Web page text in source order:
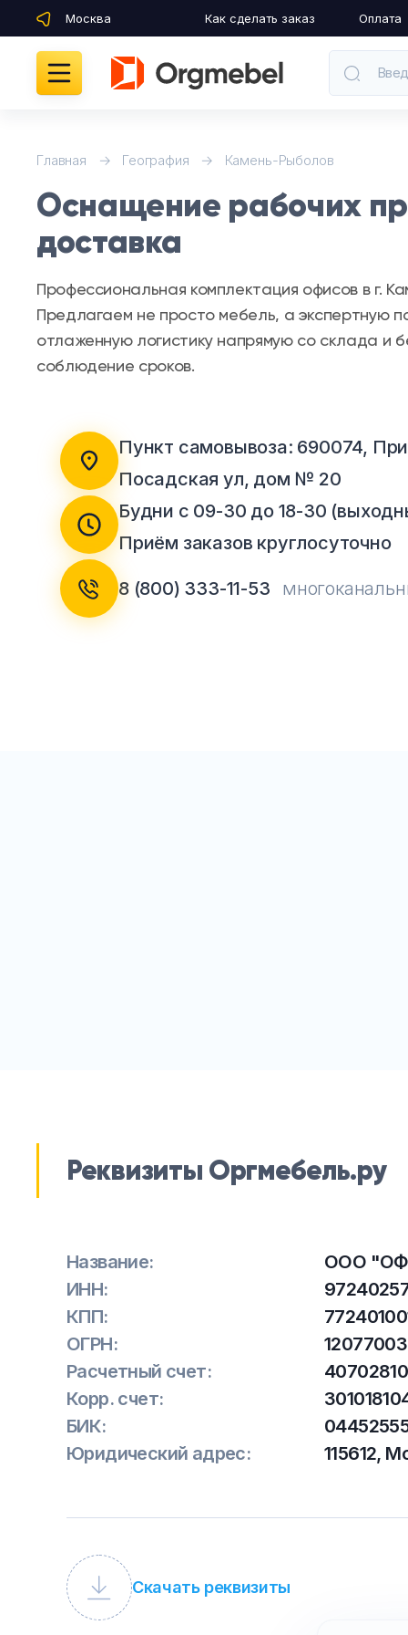
Главная География Камень-Рыболов
Оснащение рабочих
доставка
Профессиональная комплектация офисов в г.
Предлагаем не просто мебель, а экспертную
отлаженную логистику напрямую со склада и
соблюдение сроков.
Пункт самовывоза: 690074,
Посадская ул, дом № 20
Будни с 09-30 до 18-30
Приём заказов круглосуточно
8 (800) 333-11-53
Реквизиты Оргмебель.ру
Название:
ООО
ИНН:
КПП:
ОГРН:
Расчетный счет:
Корр. счет:
БИК:
Юридический адрес:
115612,
Скачать реквизиты
Москва Оплата
Как сделать заказ
Кабинеты руководителя
Мебель для персонала
Столы для переговоров
Стойки ресепшн
Офисные кресла и стулья
Офисные шкафы
Сейфы и металлическая
мебель